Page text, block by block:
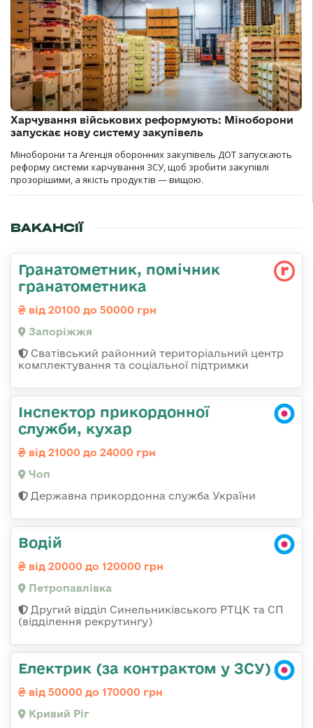
Харчування військових реформують: Міноборони
запускає нову систему закупівель
Міноборони та Агенція оборонних закупівель ДОТ запускають
реформу системи харчування ЗСУ, щоб зробити закупівлі
прозорішими, а якість продуктів — вищою.
ВАКАНСІЇ
Гранатометник, помічник
гранатометника
від 20100 до 50000 грн
Запоріжжя
Сватівський районний територіальний центр
комплектування та соціальної підтримки
Інспектор прикордонної
служби, кухар
від 21000 до 24000 грн
Чоп
Державна прикордонна служба України
Водій
від 20000 до 120000 грн
Петропавлівка
Другий відділ Синельниківського РТЦК та СП
(відділення рекрутингу)
Електрик (за контрактом у ЗСУ)
від 50000 до 170000 грн
Кривий Ріг